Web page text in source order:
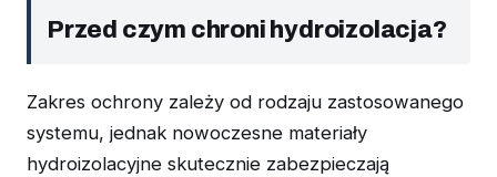
Przed czym chroni hydroizolacja?
Zakres ochrony zależy od rodzaju zastosowanego
systemu, jednak nowoczesne materiały
hydroizolacyjne skutecznie zabezpieczają